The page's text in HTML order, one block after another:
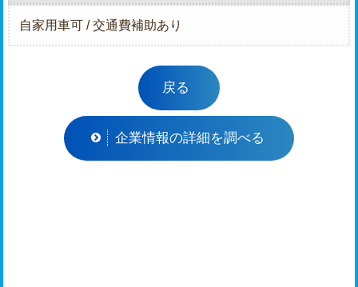
自家用車可 / 交通費補助あり
戻る
企業情報の詳細を調べる